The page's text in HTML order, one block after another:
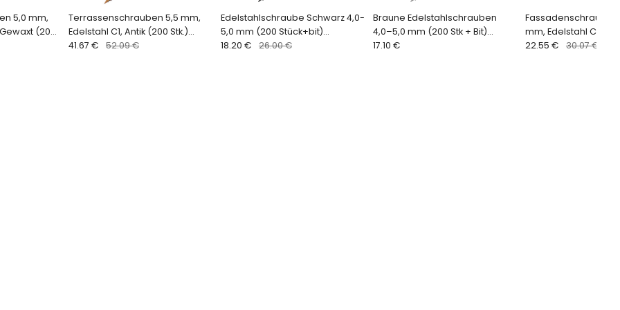
5,0 mm,
(200
Terrassenschrauben 5,5 mm,
Edelstahl C1, Antik (200 Stk.)
Terrassotec Trilobular
41.67 € 52.09 €
Edelstahlschraube Schwarz 4,0-
5,0 mm (200 Stück+bit)
QUADROFIX BLACK
18.20 € 26.00 €
Braune Edelstahlschrauben
4,0–5,0 mm (200 Stk + Bit)
QUADROFIX BROWN
17.10 €
Fassadenschrauben
mm, Edelstahl C2,
gewaxt (200 Stk. +
22.55 € 30.07 €